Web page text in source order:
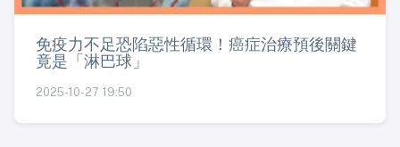
免疫力不足恐陷惡性循環！癌症治療預後關鍵
竟是「淋巴球」
2025-10-27 19:50